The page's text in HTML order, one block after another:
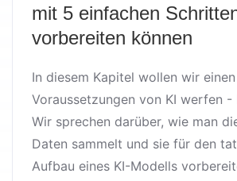
mit 5 einfachen
vorbereiten können
In diesem Kapitel wollen wir
Voraussetzungen von KI werfen -
Wir sprechen darüber, wie man
Daten sammelt und sie für den
Aufbau eines KI-Modells